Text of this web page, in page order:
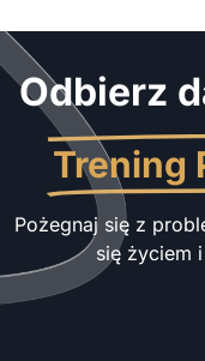
Odbierz
Trening
Pożegnaj się z
się życiem